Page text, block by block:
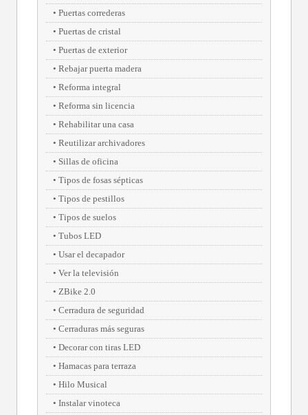
Puertas correderas
Puertas de cristal
Puertas de exterior
Rebajar puerta madera
Reforma integral
Reforma sin licencia
Rehabilitar una casa
Reutilizar archivadores
Sillas de oficina
Tipos de fosas sépticas
Tipos de pestillos
Tipos de suelos
Tubos LED
Usar el decapador
Ver la televisión
ZBike 2.0
Cerradura de seguridad
Cerraduras más seguras
Decorar con tiras LED
Hamacas para terraza
Hilo Musical
Instalar vinoteca